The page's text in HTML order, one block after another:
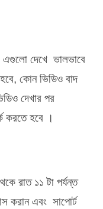
এগুলো দেখে  ভালভাবে
কোন ভিডিও বাদ
দেখার পর
করতে হবে ।
রাত ১১ টা পর্যন্ত
করান এবং  সাপোর্ট